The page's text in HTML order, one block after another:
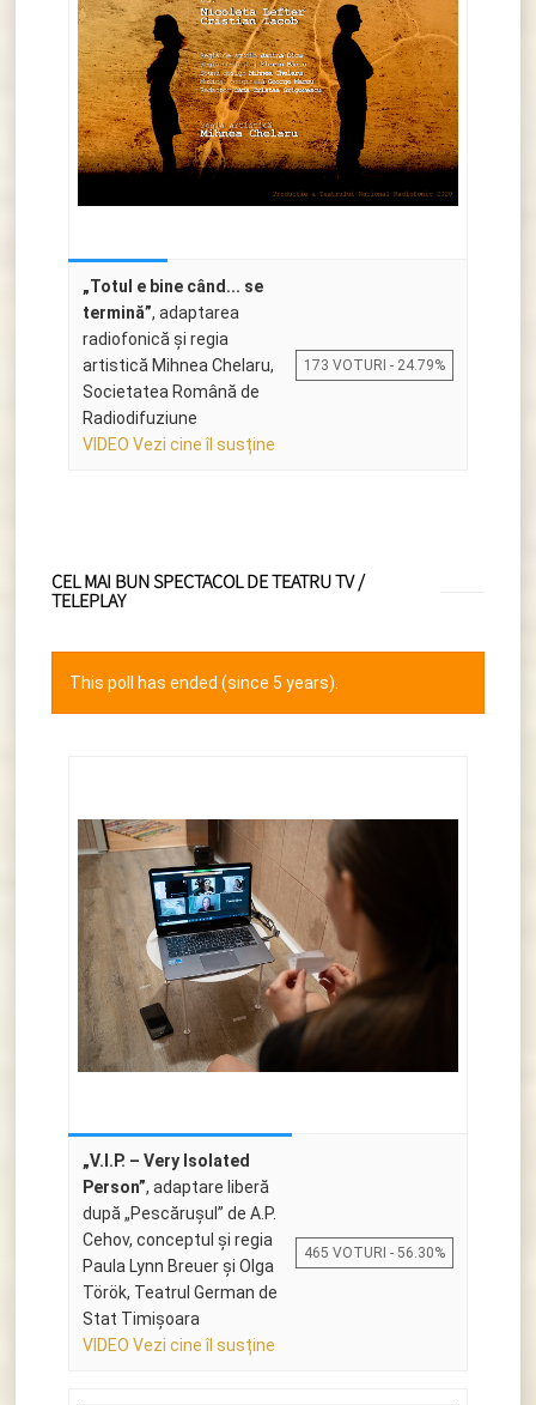
„Totul e bine când... se
termină”, adaptarea
radiofonică și regia
artistică Mihnea Chelaru,
Societatea Română de
Radiodifuziune
VIDEO Vezi cine îl susține
173 VOTURI - 24.79%
CEL MAI BUN SPECTACOL DE TEATRU TV /
TELEPLAY
This poll has ended (since 5 years).
„V.I.P. – Very Isolated
Person”, adaptare liberă
după „Pescărușul” de A.P.
Cehov, conceptul și regia
Paula Lynn Breuer și Olga
Török, Teatrul German de
Stat Timișoara
VIDEO Vezi cine îl susține
465 VOTURI - 56.30%